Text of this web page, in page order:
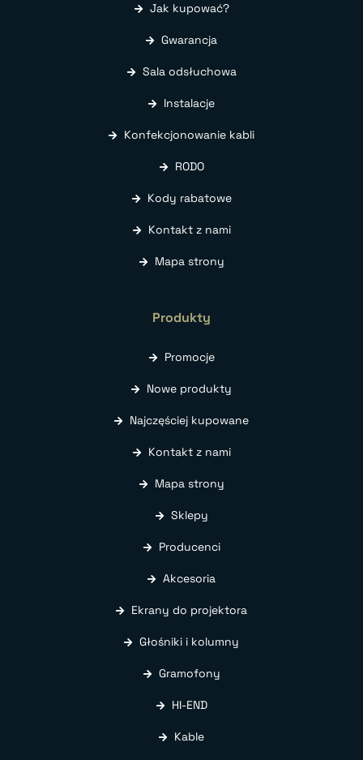
Jak kupować?
Gwarancja
Sala odsłuchowa
Instalacje
Konfekcjonowanie kabli
RODO
Kody rabatowe
Kontakt z nami
Mapa strony
Produkty
Promocje
Nowe produkty
Najczęściej kupowane
Kontakt z nami
Mapa strony
Sklepy
Producenci
Akcesoria
Ekrany do projektora
Głośniki i kolumny
Gramofony
HI-END
Kable